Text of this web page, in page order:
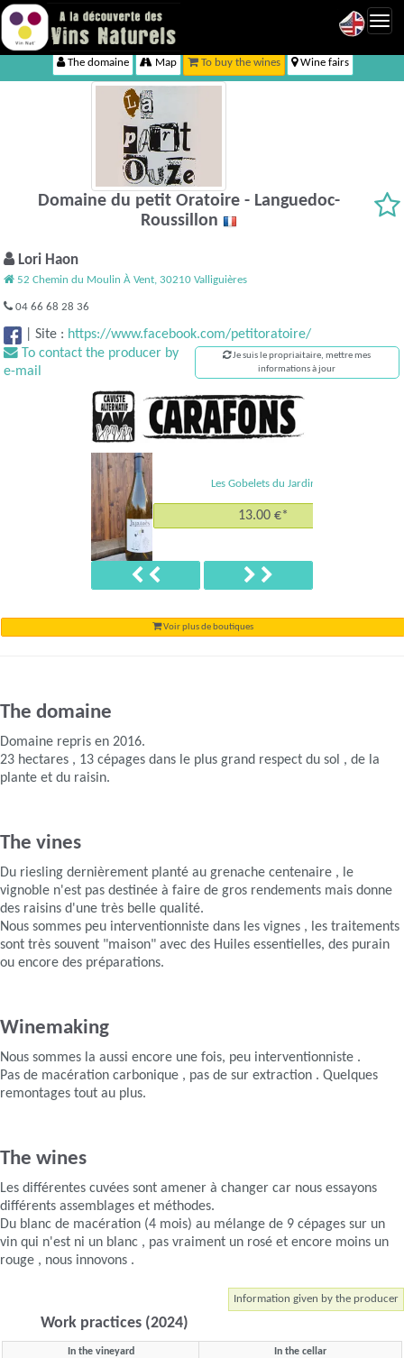
The domaine Map To buy the wines Wine fairs
Domaine du petit Oratoire - Languedoc-
Roussillon
Lori Haon
52 Chemin du Moulin À Vent, 30210 Valliguières
04 66 68 28 36
|Site : https://www.facebook.com/petitoratoire/
To contact the producer by
e-mail
Je suis le propriaitaire, mettre mes
informations à jour
Les Gobelets du Jardin
13.00 €*
Précédent Suivant
Voir plus de boutiques
The domaine
Domaine repris en 2016.
23 hectares , 13 cépages dans le plus grand respect du sol , de la
plante et du raisin.
The vines
Du riesling dernièrement planté au grenache centenaire , le
vignoble n'est pas destinée à faire de gros rendements mais donne
des raisins d'une très belle qualité.
Nous sommes peu interventionniste dans les vignes , les traitements
sont très souvent "maison" avec des Huiles essentielles, des purain
ou encore des préparations.
Winemaking
Nous sommes la aussi encore une fois, peu interventionniste .
Pas de macération carbonique , pas de sur extraction . Quelques
remontages tout au plus.
The wines
Les différentes cuvées sont amener à changer car nous essayons
différents assemblages et méthodes.
Du blanc de macération (4 mois) au mélange de 9 cépages sur un
vin qui n'est ni un blanc , pas vraiment un rosé et encore moins un
rouge , nous innovons .
Information given by the producer
Work practices (2024)
In the vineyard
In the cellar